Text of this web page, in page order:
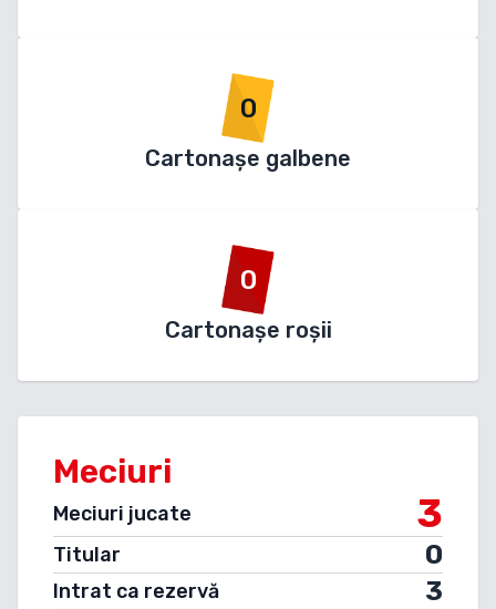
0
Cartonașe galbene
0
Cartonașe roșii
Meciuri
Meciuri jucate 3
Titular 0
Intrat ca rezervă 3